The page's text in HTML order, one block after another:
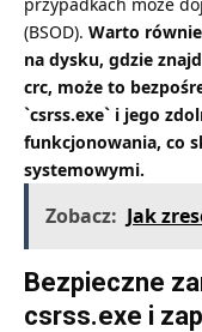
(BSOD). Warto
na dysku, gdzie
crc, może to
`csrss.exe` i jego
funkcjonowania, co
systemowymi.
Zobacz: Jak
Bezpieczne
csrss.exe i